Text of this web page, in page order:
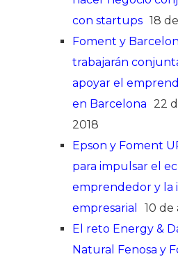
con startups 18
Foment y
trabajarán
apoyar el
en Barcelona 22
2018
Epson y Foment
para impulsar el
emprendedor y la
empresarial
10 de
El reto Energy &
Natural Fenosa y